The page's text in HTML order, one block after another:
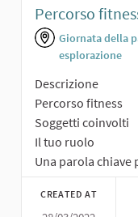
Percorso
Giornata della
esplorazione
Descrizione
Percorso fitness
Soggetti coinvolti
Il tuo ruolo
Una parola chiave
CREATED AT